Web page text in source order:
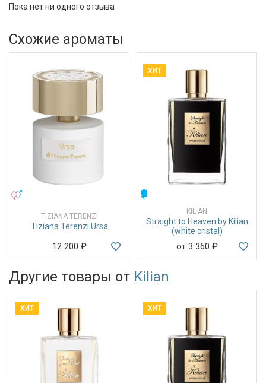
Пока нет ни одного отзыва
Схожие ароматы
TIZIANA TERENZI
Tiziana Terenzi Ursa
12 200 ₽
ХИТ
KILIAN
Straight to Heaven by Kilian
(white cristal)
от 3 360 ₽
Другие товары от Kilian
ХИТ ХИТ